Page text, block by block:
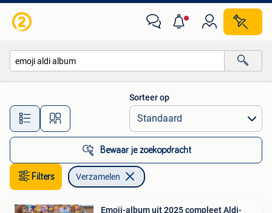
Alle afstanden…
Sorteer op
Bewaar je zoekopdracht
Filters Verzamelen
Emoji-album uit 2025 compleet Aldi-